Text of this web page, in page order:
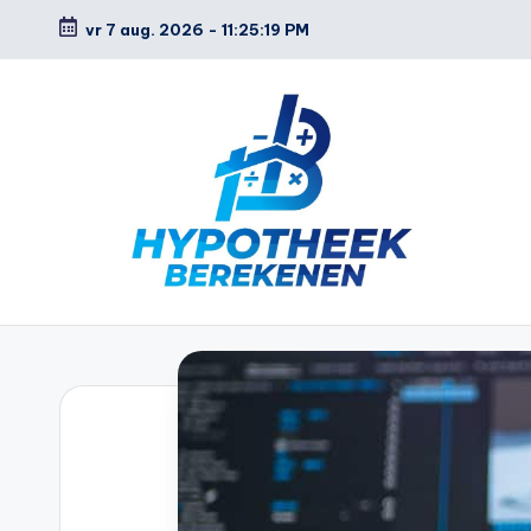
Ga
vr 7 aug. 2026 - 11:25:20 PM
H